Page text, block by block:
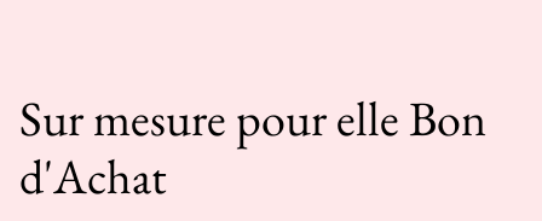
Sur mesure pour elle Bon
d'Achat